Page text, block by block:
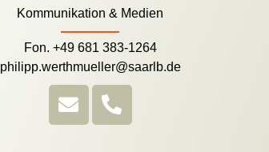
Kommunikation & Medien
Fon. +49 681 383-1264
philipp.werthmueller@saarlb.de